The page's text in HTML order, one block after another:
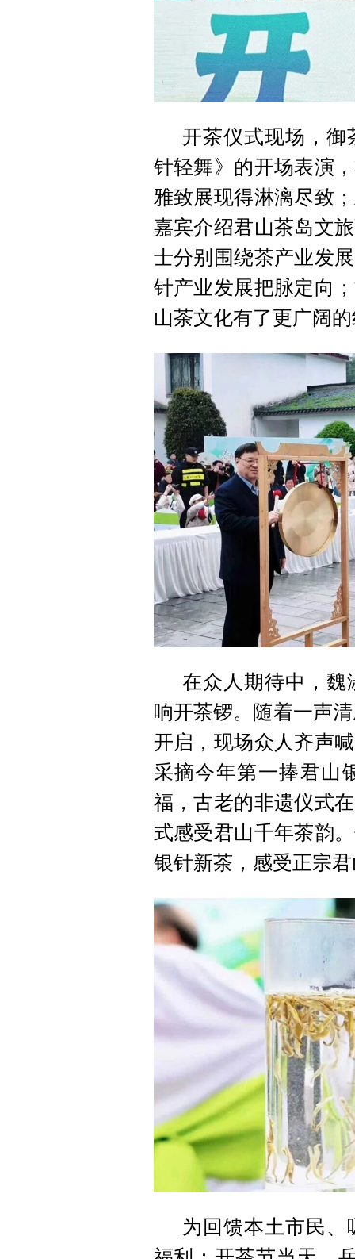
开茶仪式现场，御
针轻舞》的开场表演
雅致展现得淋漓尽致
嘉宾介绍君山茶岛文
士分别围绕茶产业发
针产业发展把脉定向
山茶文化有了更广阔
在众人期待中，魏
响开茶锣。随着一声
开启，现场众人齐声
采摘今年第一捧君山
福，古老的非遗仪式
式感受君山千年茶韵
银针新茶，感受正宗
为回馈本土市民